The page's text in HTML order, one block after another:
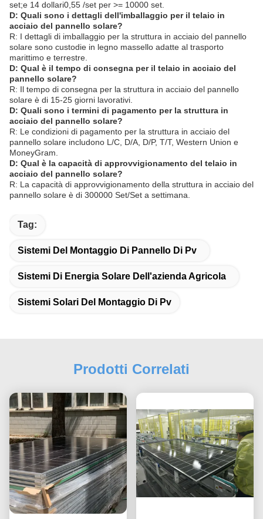
set;e 14 dollari0,55 /set per >= 10000 set.
D: Quali sono i dettagli dell'imballaggio per il telaio in
acciaio del pannello solare?
R: I dettagli di imballaggio per la struttura in acciaio del pannello
solare sono custodie in legno massello adatte al trasporto
marittimo e terrestre.
D: Qual è il tempo di consegna per il telaio in acciaio del
pannello solare?
R: Il tempo di consegna per la struttura in acciaio del pannello
solare è di 15-25 giorni lavorativi.
D: Quali sono i termini di pagamento per la struttura in
acciaio del pannello solare?
R: Le condizioni di pagamento per la struttura in acciaio del
pannello solare includono L/C, D/A, D/P, T/T, Western Union e
MoneyGram.
D: Qual è la capacità di approvvigionamento del telaio in
acciaio del pannello solare?
R: La capacità di approvvigionamento della struttura in acciaio del
pannello solare è di 300000 Set/Set a settimana.
Tag:
Sistemi Del Montaggio Di Pannello Di Pv
Sistemi Di Energia Solare Dell'azienda Agricola
Sistemi Solari Del Montaggio Di Pv
Prodotti Correlati